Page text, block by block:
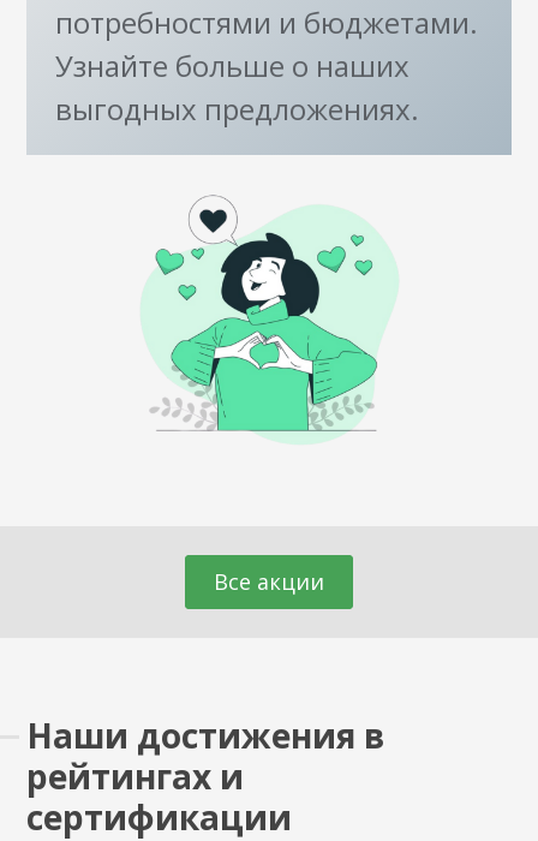
потребностями и бюджетами.
Узнайте больше о наших
выгодных предложениях.
Все акции
Наши достижения в
рейтингах и
сертификации